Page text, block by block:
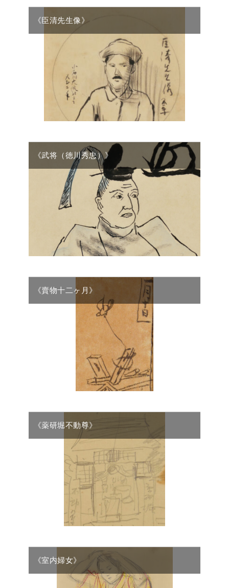
《臣清先生像》
《武将（徳川秀忠）》
《賣物十二ヶ月》
《薬研堀不動尊》
《室内婦女》